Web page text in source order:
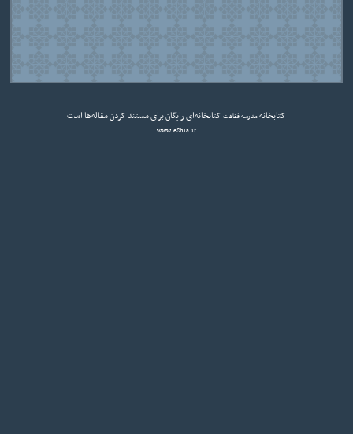
کتابخانهمدرسه فقاهت کتابخانه‌ای رایگان برای مستند کردن مقاله‌ها است
www.eShia.ir